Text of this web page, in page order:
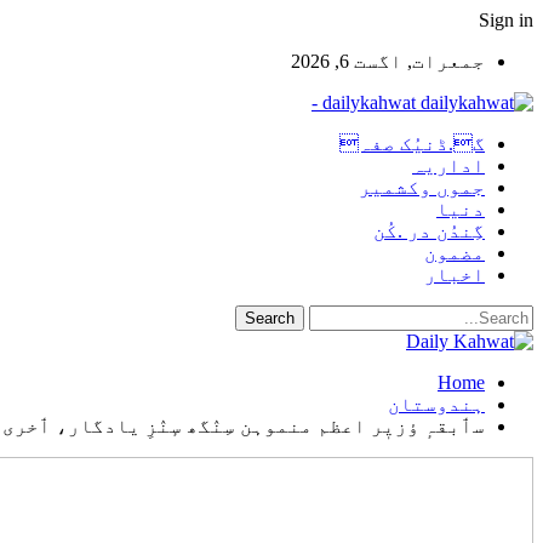
Sign in
جمعرات, اگست 6, 2026
dailykahwat -
گ.ڈنیُک صفہ
اداریہ
جموں وکشمیر
دنیا
گِندُن در .کُن
مضمون
اخبار
Home
ہندوستان
سٲبقہٕ ؤزیٖر اعظم منموہن سِنٛگھ سٕنٛزِ یادگار،